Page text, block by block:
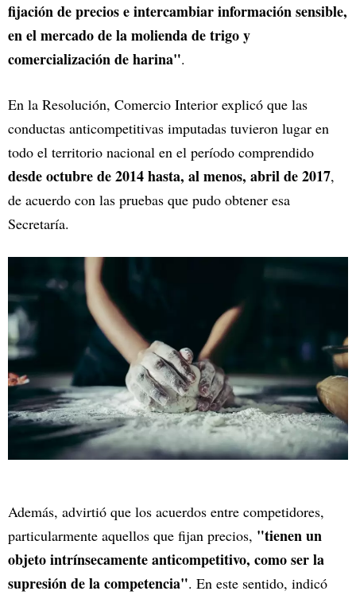
fijación de precios e intercambiar información sensible,
en el mercado de la molienda de trigo y
comercialización de harina".
En la Resolución, Comercio Interior explicó que las
conductas anticompetitivas imputadas tuvieron lugar en
todo el territorio nacional en el período comprendido
desde octubre de 2014 hasta, al menos, abril de 2017,
de acuerdo con las pruebas que pudo obtener esa
Secretaría.
Además, advirtió que los acuerdos entre competidores,
particularmente aquellos que fijan precios, "tienen un
objeto intrínsecamente anticompetitivo, como ser la
supresión de la competencia". En este sentido, indicó